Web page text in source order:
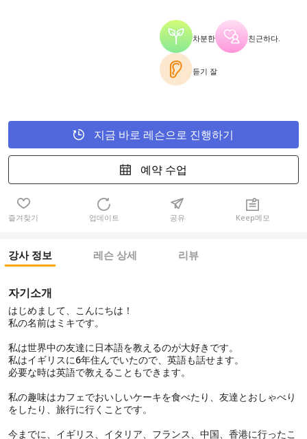
차분한 친근하다.
듣기 잘
지금 바로 레슨으로 진행하기
예약 수업
즐겨찾기 업데이트 공유 Keep메모
강사 정보 레슨 상세 리뷰
자기소개
はじめまして、こんにちは！
私の名前はミキです。
私は世界中の友達に日本語を教えるのが大好きです。
私はイギリスに6年住んでいたので、英語も話せます。
必要な時は英語で教えることもできます。
私の趣味はカフェでおいしいケーキを食べたり、友達とおしゃべり
をしたり、旅行に行くことです。
今までに、イギリス、イタリア、フランス、中国、香港に行ったこ